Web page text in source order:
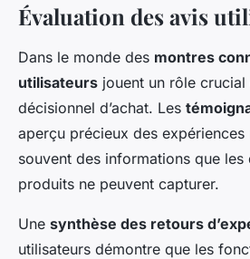
Évaluation des avis
Dans le monde des montres
utilisateurs jouent un rôle
décisionnel d’achat. Les
aperçu précieux des expériences
souvent des informations que les
produits ne peuvent capturer.
Une synthèse des retours
utilisateurs démontre que les